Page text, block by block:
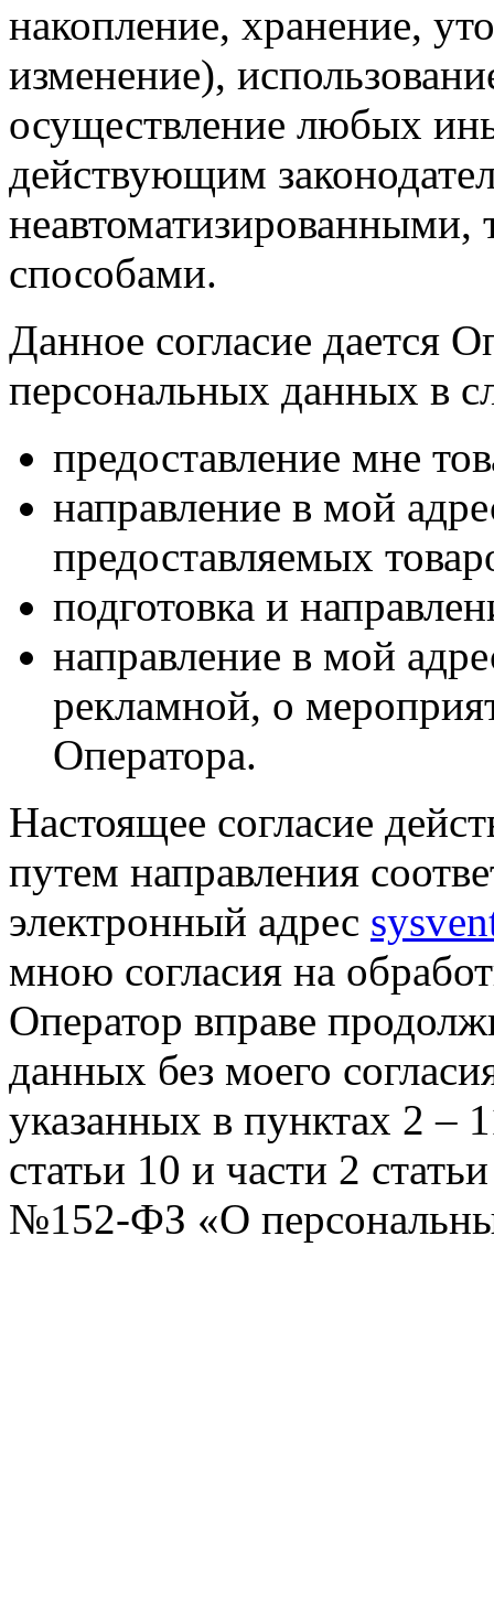
накопление, хранение,
изменение),
осуществление любых
действующим
неавтоматизированными,
способами.
Данное согласие дается
персональных данных в
предоставление мне
направление в мой
предоставляемых
подготовка и
направление в мой
рекламной, о
Оператора.
Настоящее согласие
путем направления
электронный адрес
мною согласия на
Оператор вправе
данных без моего
указанных в пунктах 2 –
статьи 10 и части 2
№152-ФЗ «О